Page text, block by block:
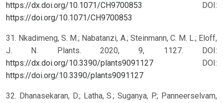
https://dx.doi.org/10.1071/CH9700853
DOI:
https://doi.org/10.1071/CH9700853
31. Nkadimeng, S. M.; Nabatanzi, A.; Steinmann, C. M. L.; Eloff,
J. N. Plants. 2020, 9, 1127. DOI:
https://dx.doi.org/10.3390/plants9091127
DOI:
https://doi.org/10.3390/plants9091127
32. Dhanasekaran, D.; Latha, S.; Suganya, P.; Panneerselvam,